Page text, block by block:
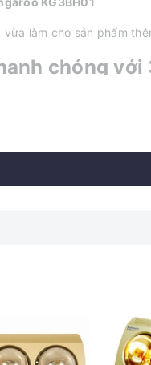
làm cho sản phẩm
chóng với
hoạt
bị 2 công tắc, bật/tắt 3
khi thay thế, tiết kiệm